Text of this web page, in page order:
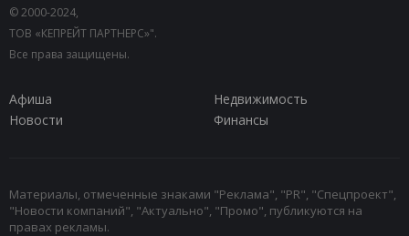
© 2000-2024,
ТОВ «КЕПРЕЙТ ПАРТНЕРС»".
Все права защищены.
Афиша
Недвижимость
Новости
Финансы
Материалы, отмеченные знаками "Реклама", "PR", "Спецпроект",
"Новости компаний", "Актуально", "Промо", публикуются на
правах рекламы.